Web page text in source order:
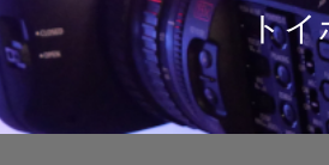
トイ